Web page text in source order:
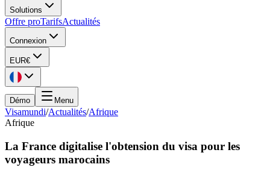
Solutions
Offre proTarifsActualités
Connexion
EUR€
Démo Menu
Visamundi/Actualités/Afrique
Afrique
La France digitalise l'obtension du visa pour les
voyageurs marocains